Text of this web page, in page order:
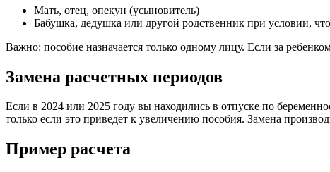
Мать, отец, опекун (усыновитель)
Бабушка, дедушка или другой родственник при условии,
Важно: пособие назначается только одному лицу. Если за
Замена расчетных периодов
Если в 2024 или 2025 году вы находились в отпуске по
только если это приведет к увеличению пособия. Замена
Пример расчета